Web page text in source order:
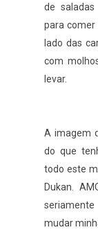
de
para comer
lado das
com
levar.
A imagem
do que
todo este
Dukan.
mudar